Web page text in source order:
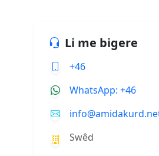
Li me bigere
+46
WhatsApp: +46
Swêd